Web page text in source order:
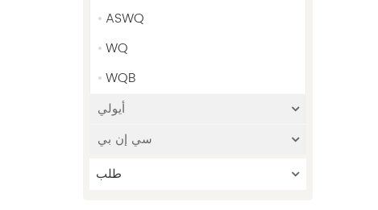
ASWQ
WQ
WQB
أيولي
سي إن بي
طلب